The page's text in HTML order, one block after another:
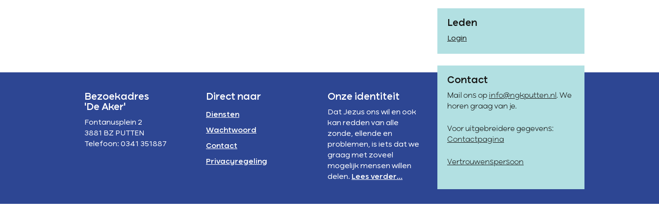
Leden
Login
Contact
Mail ons op info@ngkputten.nl . We
horen graag van je.
Voor uitgebreidere gegevens:
Contactpagina
Vertrouwenspersoon
Bezoekadres
'De Aker'
Fontanusplein 2
3881 BZ PUTTEN
Telefoon: 0341 351887
Direct naar
Diensten
Wachtwoord
Contact
Privacyregeling
Onze identiteit
Dat Jezus ons wil en ook
kan redden van alle
zonde, ellende en
problemen, is iets dat we
graag met zoveel
mogelijk mensen willen
delen. Lees verder...